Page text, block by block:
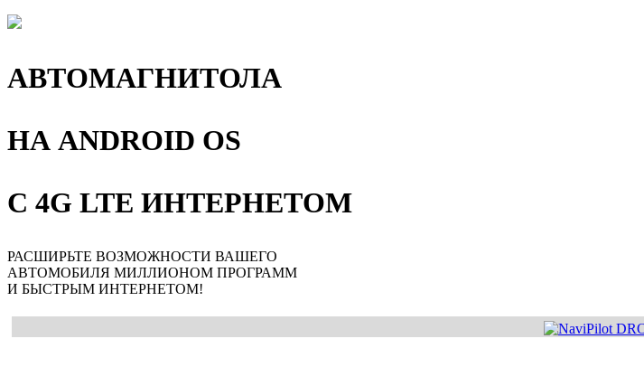
АВТОМАГНИТОЛА
НА ANDROID OS
С 4G LTE ИНТЕРНЕТОМ
РАСШИРЬТЕ ВОЗМОЖНОСТИ ВАШЕГО
АВТОМОБИЛЯ МИЛЛИОНОМ ПРОГРАММ
И БЫСТРЫМ ИНТЕРНЕТОМ!